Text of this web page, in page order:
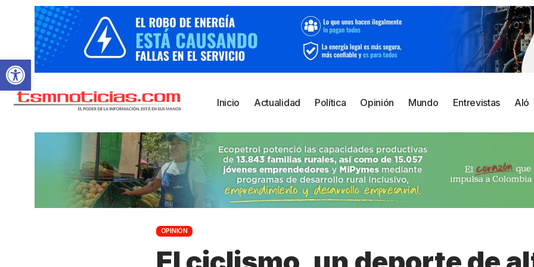
Abrir barra de herramientas
Inicio Actualidad Política Opinión Mundo Entrevistas Aló
OPINIÓN